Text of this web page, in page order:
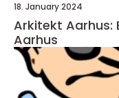
18. January 2024
Arkitekt Aarhus:
Aarhus